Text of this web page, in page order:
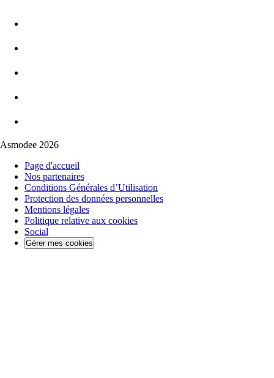
Asmodee 2026
Page d'accueil
Nos partenaires
Conditions Générales d’Utilisation
Protection des données personnelles
Mentions légales
Politique relative aux cookies
Social
Gérer mes cookies